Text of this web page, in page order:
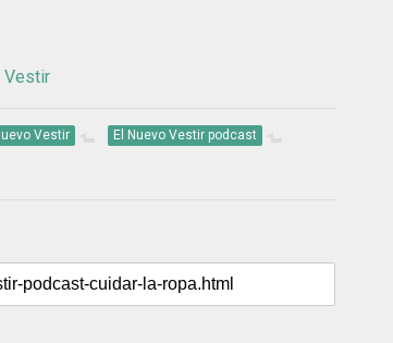
Vestir
Vestir El Nuevo Vestir podcast